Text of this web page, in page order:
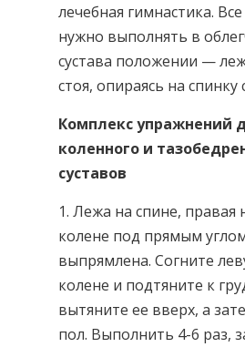
лечебная гимнастика.
нужно выполнять в
сустава положении —
стоя, опираясь на спинку
Комплекс упражнений
коленного и
суставов
1. Лежа на спине, правая
колене под прямым
выпрямлена. Согните
колене и подтяните к
вытяните ее вверх, а
пол. Выполнить 4-6 раз,